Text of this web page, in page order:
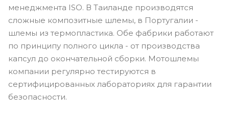
менеджмента ISO. В Таиланде производятся
сложные композитные шлемы, в Португалии -
шлемы из термопластика. Обе фабрики работают
по принципу полного цикла - от производства
капсул до окончательной сборки. Мотошлемы
компании регулярно тестируются в
сертифицированных лабораториях для гарантии
безопасности.